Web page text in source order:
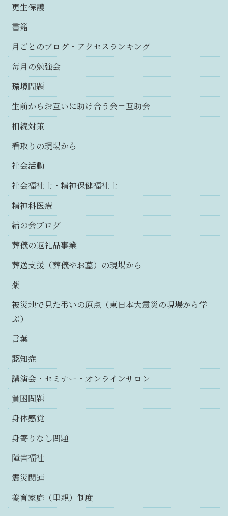
更生保護
書籍
月ごとのブログ・アクセスランキング
毎月の勉強会
環境問題
生前からお互いに助け合う会＝互助会
相続対策
看取りの現場から
社会活動
社会福祉士・精神保健福祉士
精神科医療
結の会ブログ
葬儀の返礼品事業
葬送支援（葬儀やお墓）の現場から
薬
被災地で見た弔いの原点（東日本大震災の現場から学
ぶ）
言葉
認知症
講演会・セミナー・オンラインサロン
貧困問題
身体感覚
身寄りなし問題
障害福祉
震災関連
養育家庭（里親）制度